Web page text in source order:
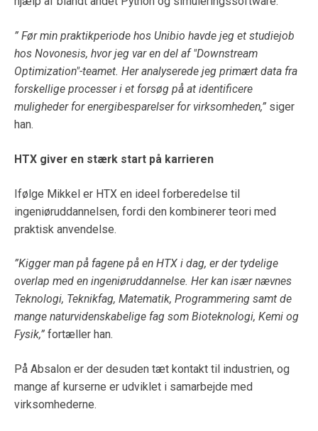
” Før min praktikperiode hos Unibio havde jeg et studiejob
hos Novonesis, hvor jeg var en del af "Downstream
Optimization"-teamet. Her analyserede jeg primært data fra
forskellige processer i et forsøg på at identificere
muligheder for energibesparelser for virksomheden,” siger
han.
HTX giver en stærk start på karrieren
Ifølge Mikkel er HTX en ideel forberedelse til
ingeniøruddannelsen, fordi den kombinerer teori med
praktisk anvendelse.
”Kigger man på fagene på en HTX i dag, er der tydelige
overlap med en ingeniøruddannelse. Her kan især nævnes
Teknologi, Teknikfag, Matematik, Programmering samt de
mange naturvidenskabelige fag som Bioteknologi, Kemi og
Fysik,” fortæller han.
På Absalon er der desuden tæt kontakt til industrien, og
mange af kurserne er udviklet i samarbejde med
virksomhederne.